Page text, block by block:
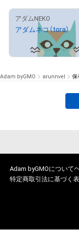
アダムNEKO
アダムネコ（tora）
Adam byGMO arunnvel 保
Adam byGMOについて
特定商取引法に基づく